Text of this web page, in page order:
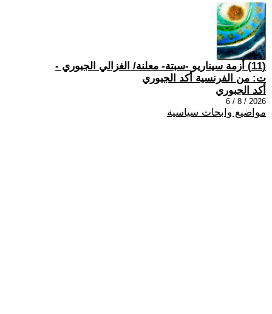
(11) أزمة سيناريو -سبتة- معلنة/ الغزالي الجبوري -
ت: من الفرنسية أكد الجبوري
أكد الجبوري
2026 / 8 / 6
مواضيع وابحاث سياسية